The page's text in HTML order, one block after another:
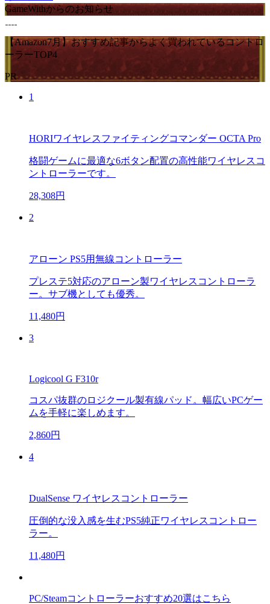
GameWithからのお知らせ
【Amazon7月】おすすめ記事からよく買われているコントロ
ーラーTOP4
PR
1
HORIワイヤレスファイティングコマンダー OCTA Pro
格闘ゲームに最適な6ボタン配置の高性能ワイヤレスコ
ントローラーです。
28,308円
2
アローン PS5用無線コントローラー
プレステ5対応のアローン製ワイヤレスコントローラ
ー。サブ機としても優秀。
11,480円
3
Logicool G F310r
コスパ抜群のロジクール製有線パッド。幅広いPCゲー
ムを手軽に楽しめます。
2,860円
4
DualSense ワイヤレスコントローラー
圧倒的な没入感を生むPS5純正ワイヤレスコントロー
ラー。
11,480円
PC/Steamコントローラーおすすめ20選はこちら